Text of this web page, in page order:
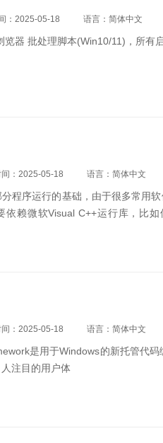
：2025-05-18 语言：简体中文
器 批处理脚本(Win10/11)，所有
间：2025-05-18 语言：简体中文
程序运行的基础，由于很多常用
依赖微软Visual C++运行库，比
的版本不完整，就可能会导致这些
间：2025-05-18 语言：简体中文
是用于Windows的新托管代
注目的用户体